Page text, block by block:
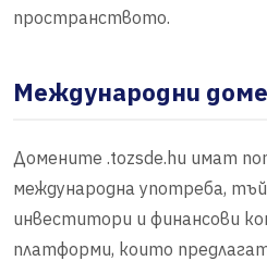
пространството.
Международни
Домените .tozsde.hu имат
международна употреба,
инвеститори и финансови
платформи, които